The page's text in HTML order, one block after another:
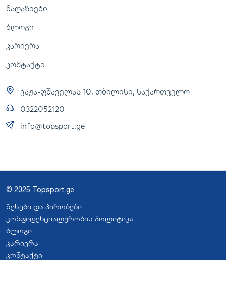
მაღაზიები
ბლოგი
კარიერა
კონტაქტი
ვაჟა-ფშაველას 10, თბილისი, საქართველო
0322052120
info@topsport.ge
© 2025 Topsport.ge
წესები და პირობები
კონფიდენციალურობის პოლიტიკა
ბლოგი
კარიერა
კონტაქტი